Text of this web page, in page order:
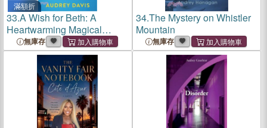
滿額折
33.A Wish for Beth: A
Heartwarming Magical
Small-Town Romance
無庫存
34.The Mystery on Whistler
Mountain
無庫存